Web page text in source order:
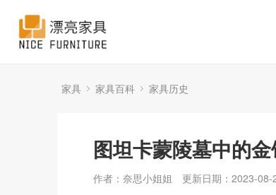
家具 家具百科 家具历史
图坦卡蒙陵墓中的
作者：奈思小姐姐 更新日期：2023-08-